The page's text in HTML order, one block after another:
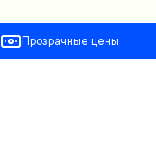
Прозрачные цены